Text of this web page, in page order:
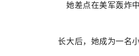
她差点在美军轰炸
长大后，她成为一名